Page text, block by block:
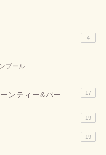
4
ブール
ンティー&バー 17
19
19